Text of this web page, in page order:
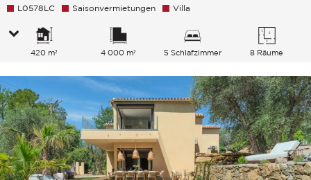
L0578LC Saisonvermietungen Villa
420 m² 4 000 m² 5 Schlafzimmer 8 Räume